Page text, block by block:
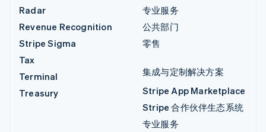
Radar
Revenue Recognition
Stripe Sigma
Tax
Terminal
Treasury
专业服务
公共部门
零售
集成与定制解决方案
Stripe App Marketplace
Stripe 合作伙伴生态系统
专业服务